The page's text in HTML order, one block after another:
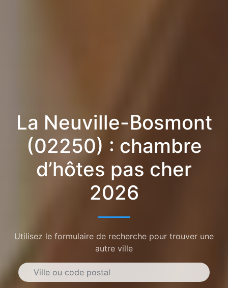
La Neuville-Bosmont
(02250) : chambre
d’hôtes pas cher
2026
Utilisez le formulaire de recherche pour trouver une
autre ville